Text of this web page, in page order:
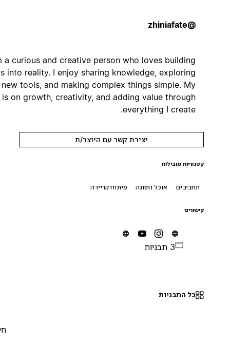
I’m a curious and creative person who loves building
ideas into reality. I enjoy sharing knowledge, exploring
new tools, and making complex things simple. My
focus is on growth, creativity, and adding value through
everything I create.
יצירת קשר עם היוצר/ת
קטגוריות מובילות
תחביבים אוכל ותזונה פיתוח קריירה
כל התבניות
0